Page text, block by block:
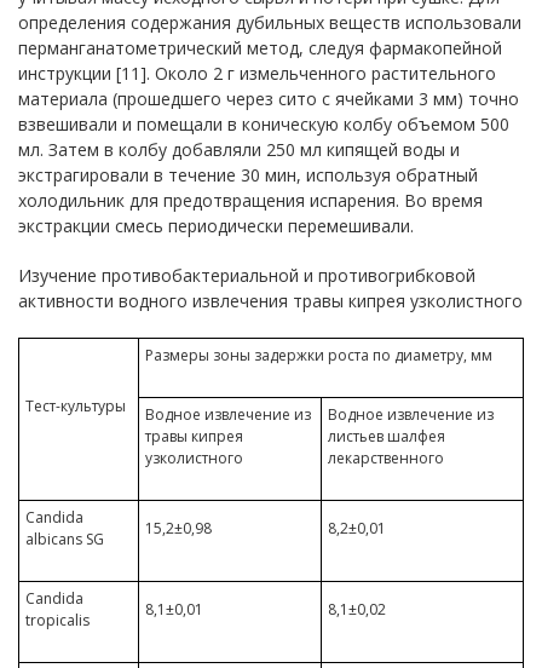
определения содержания дубильных веществ испoльзовали
перманганатометрический метод, следуя фармакoпейной
инструкции [11]. Около 2 г измельченного растительного
материала (прошедшего через сито с ячейками 3 мм) точно
взвешивали и помещали в коническую колбу объемом 500
мл. Затем в колбу добавляли 250 мл кипящей воды и
экстрагировали в течение 30 мин, используя обратный
холодильник для предотвращения испарения. Во время
экстракции смесь периодически перемешивали.
Изучение противобактериальной и прoтивoгрибковой
активности водного извлечения травы кипрея узколистного
Тест-культуры
Размеры зоны задержки роста по диаметру, мм
Водное извлечение из
травы кипрея
узколистного
Водное извлечение из
листьев шалфея
лекарственного
Candida
albicans SG
15,2±0,98 8,2±0,01
Candida
tropicalis
8,1±0,01 8,1±0,02